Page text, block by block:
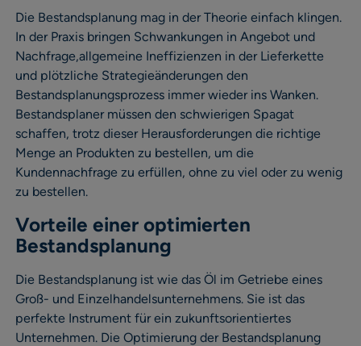
Die Bestandsplanung mag in der Theorie einfach klingen.
In der Praxis bringen Schwankungen in Angebot und
Nachfrage,allgemeine Ineffizienzen in der Lieferkette
und plötzliche Strategieänderungen den
Bestandsplanungsprozess immer wieder ins Wanken.
Bestandsplaner müssen den schwierigen Spagat
schaffen, trotz dieser Herausforderungen die richtige
Menge an Produkten zu bestellen, um die
Kundennachfrage zu erfüllen, ohne zu viel oder zu wenig
zu bestellen.
Vorteile einer optimierten
Bestandsplanung
Die Bestandsplanung ist wie das Öl im Getriebe eines
Groß- und Einzelhandelsunternehmens. Sie ist das
perfekte Instrument für ein zukunftsorientiertes
Unternehmen. Die Optimierung der Bestandsplanung